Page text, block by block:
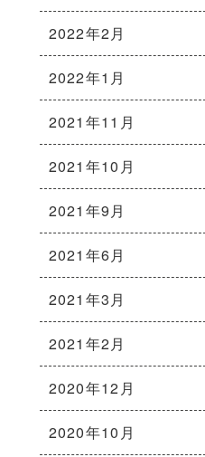
2022年2月
2022年1月
2021年11月
2021年10月
2021年9月
2021年6月
2021年3月
2021年2月
2020年12月
2020年10月